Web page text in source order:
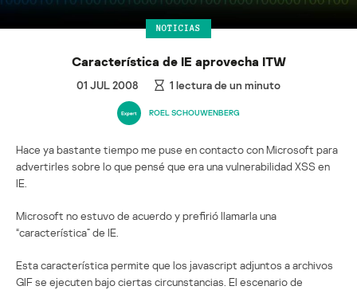
NOTICIAS
Característica de IE aprovecha ITW
01 JUL 2008 1 lectura de un minuto
ROEL SCHOUWENBERG
Hace ya bastante tiempo me puse en contacto con Microsoft para
advertirles sobre lo que pensé que era una vulnerabilidad XSS en
IE.
Microsoft no estuvo de acuerdo y prefirió llamarla una
“característica” de IE.
Esta característica permite que los javascript adjuntos a archivos
GIF se ejecuten bajo ciertas circunstancias. El escenario de